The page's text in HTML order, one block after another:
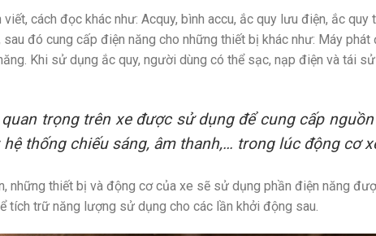
cách đọc khác như: Acquy, bình accu, ắc quy lưu điện, ắc quy
đó cung cấp điện năng cho những thiết bị khác như: Máy phát
Khi sử dụng ắc quy, người dùng có thể sạc, nạp điện và tái
trọng trên xe được sử dụng để cung cấp
thống chiếu sáng, âm thanh,… trong lúc động cơ
những thiết bị và động cơ của xe sẽ sử dụng phần điện năng
tích trữ năng lượng sử dụng cho các lần khởi động sau.